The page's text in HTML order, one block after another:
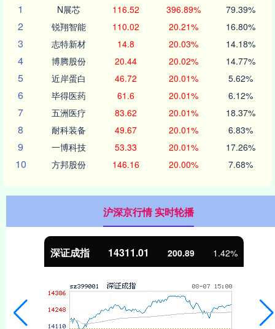
1
N展芯 116.52 396.89% 79.39%
2 锐翔智能 110.02 20.21% 16.80%
3 志特新材 14.8 20.03% 14.18%
4 博腾股份 20.44 20.02% 14.77%
5 近岸蛋白 46.72 20.01% 5.62%
6 毕得医药 61.6 20.01% 6.12%
7 五洲医疗 83.62 20.01% 18.37%
8 耐科装备 49.67 20.01% 6.83%
9 一博科技 53.33 20.01% 17.26%
10 方邦股份 146.16 20.00% 7.68%
沪深京行情 实时轮播
沪深300 4694.44 43.13 0.93%